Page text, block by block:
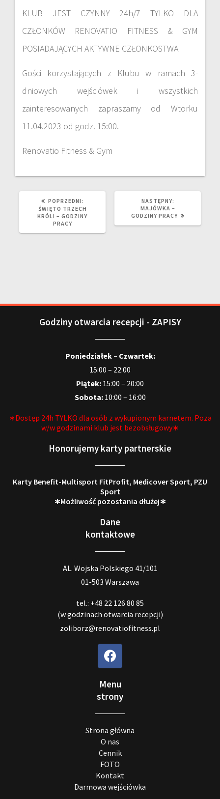
KLUB JEST CZYNNY 24h/7 TYLKO DLA
CZŁONKÓW RENOVATIO FITNESS & GYM
POSIADAJĄCYCH AKTYWNE CZŁONKOSTWA
Gości korzystających z Klubu w ramach 3-
dniowych wejściówek i wszystkich
zainteresowanych zapraszamy od Wtorku
11.04.2023 od godz. 15:00.
Renovatio Fitness & Gym
POPRZEDNI:
ŚWIĘTO TRZECH
KRÓLI – GODZINY
PRACY
NASTĘPNY:
MAJÓWKA –
GODZINY PRACY
Godziny otwarcia recepcji - ZAPISY
Poniedziałek – Czwartek:
15:00 – 22:00
Piątek: 15:00 – 20:00
Sobota:10:00 – 16:00
∗Dostęp 24h TYLKO dla osób z wykupionym karnetem. Poza
w/w godzinami klub jest bezobsługowy∗
Honorujemy karty partnerskie
Karty Benefit-Multisport FitProfit, Medicover Sport, PZU
Sport
∗Możliwość pozostania dłużej∗
Dane
kontaktowe
AL. Wojska Polskiego 41/101
01-503 Warszawa
tel.: +48 22 126 80 85
(w godzinach otwarcia recepcji)
zoliborz@renovatiofitness.pl
Menu
strony
Strona główna
O nas
Cennik
FOTO
Kontakt
Darmowa wejściówka